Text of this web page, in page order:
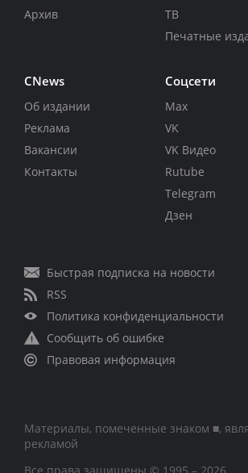
Архив
ТВ
Печатные
CNews
Об издании
Реклама
Вакансии
Контакты
Соцсети
Max
VK
VK Видео
Rutube
Telegram
Дзен
Быстрая подписка на новости
RSS
Политика конфиденциальности
Сообщить об ошибке
Правовая информация
Материалы, помеченные знаком ■,
рекламой